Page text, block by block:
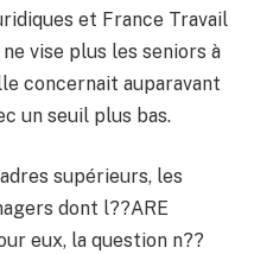
et France Travail
vise plus les seniors à
concernait auparavant
un seuil plus bas.
supérieurs, les
dont l??ARE
eux, la question n??